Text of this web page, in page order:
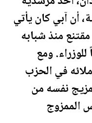
أن آبي كان يأتي
منذ شبابه
ومع
في الحزب
نفسه من
الممزوج